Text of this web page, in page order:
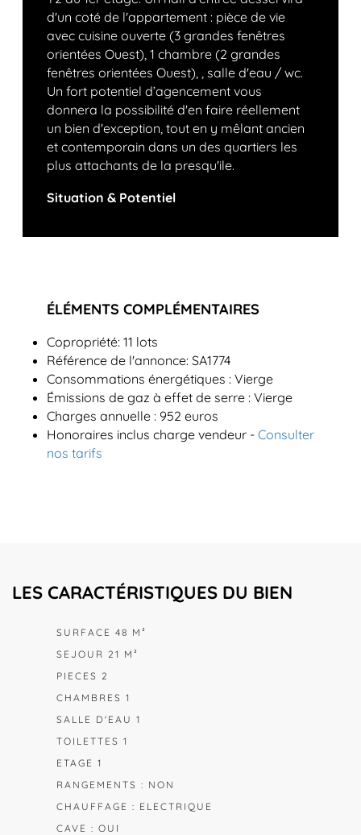
d'un coté de l'appartement : pièce de vie
avec cuisine ouverte (3 grandes fenêtres
orientées Ouest), 1 chambre (2 grandes
fenêtres orientées Ouest), , salle d'eau / wc.
Un fort potentiel d’agencement vous
donnera la possibilité d'en faire réellement
un bien d'exception, tout en y mêlant ancien
et contemporain dans un des quartiers les
plus attachants de la presqu'ile.
Situation & Potentiel
ÉLÉMENTS COMPLÉMENTAIRES
Copropriété: 11 lots
Référence de l'annonce: SA1774
Consommations énergétiques : Vierge
Émissions de gaz à effet de serre : Vierge
Charges annuelle : 952 euros
Honoraires inclus charge vendeur - Consulter
nos tarifs
LES CARACTÉRISTIQUES DU BIEN
SURFACE 48 M²
SEJOUR 21 M²
PIECES 2
CHAMBRES 1
SALLE D'EAU 1
TOILETTES 1
ETAGE 1
RANGEMENTS : NON
CHAUFFAGE : ELECTRIQUE
CAVE : OUI